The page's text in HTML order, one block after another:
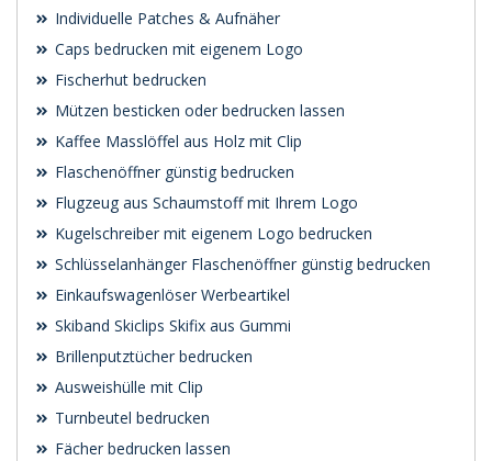
Individuelle Patches & Aufnäher
Caps bedrucken mit eigenem Logo
Fischerhut bedrucken
Mützen besticken oder bedrucken lassen
Kaffee Masslöffel aus Holz mit Clip
Flaschenöffner günstig bedrucken
Flugzeug aus Schaumstoff mit Ihrem Logo
Kugelschreiber mit eigenem Logo bedrucken
Schlüsselanhänger Flaschenöffner günstig bedrucken
Einkaufswagenlöser Werbeartikel
Skiband Skiclips Skifix aus Gummi
Brillenputztücher bedrucken
Ausweishülle mit Clip
Turnbeutel bedrucken
Fächer bedrucken lassen